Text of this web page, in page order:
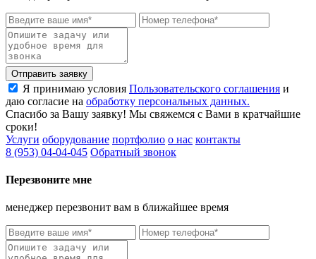
Отправить заявку
Я принимаю условия Пользовательского соглашения и
даю согласие на обработку персональных данных.
Спасибо за Вашу заявку! Мы свяжемся с Вами в кратчайшие
сроки!
Услуги оборудование портфолио о нас контакты
8 (953) 04-04-045 Обратный звонок
Перезвоните мне
менеджер перезвонит вам в ближайшее время